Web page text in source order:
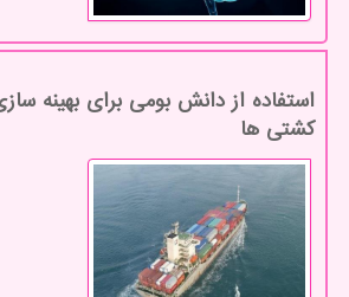
استفاده از دانش بومی برای بهینه
کشتی ها